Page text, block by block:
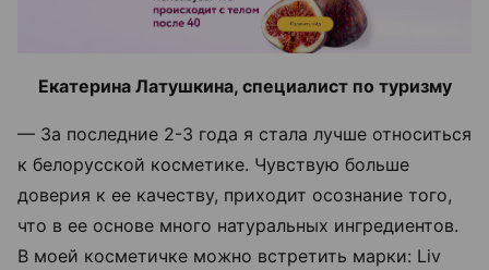
Екатерина Латушкина, специалист по туризму
— За последние 2-3 года я стала лучше относиться
к белорусской косметике. Чувствую больше
доверия к ее качеству, приходит осознание того,
что в ее основе много натуральных ингредиентов.
В моей косметичке можно встретить марки: Liv